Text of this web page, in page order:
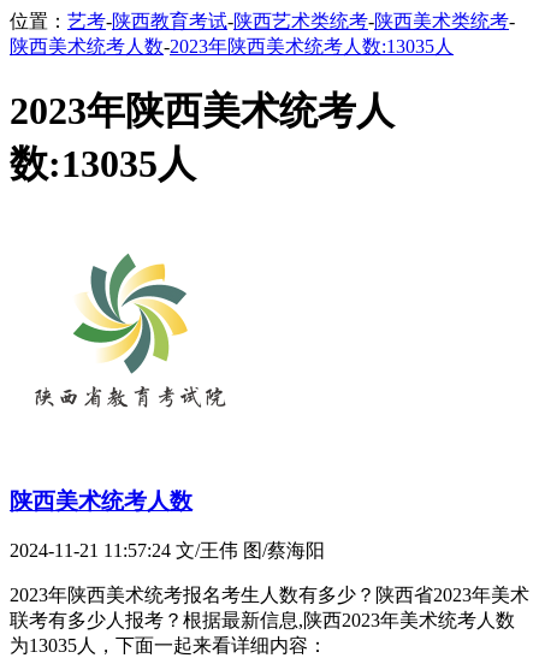
位置： 艺考-陕西教育考试-陕西艺术类统考-陕西美术类统考-
陕西美术统考人数-2023年陕西美术统考人数:13035人
2023年陕西美术统考人
数:13035人
陕西美术统考人数
2024-11-21 11:57:24 文/王伟 图/蔡海阳
2023年陕西美术统考报名考生人数有多少？陕西省2023年美术
联考有多少人报考？根据最新信息,陕西2023年美术统考人数
为13035人，下面一起来看详细内容：